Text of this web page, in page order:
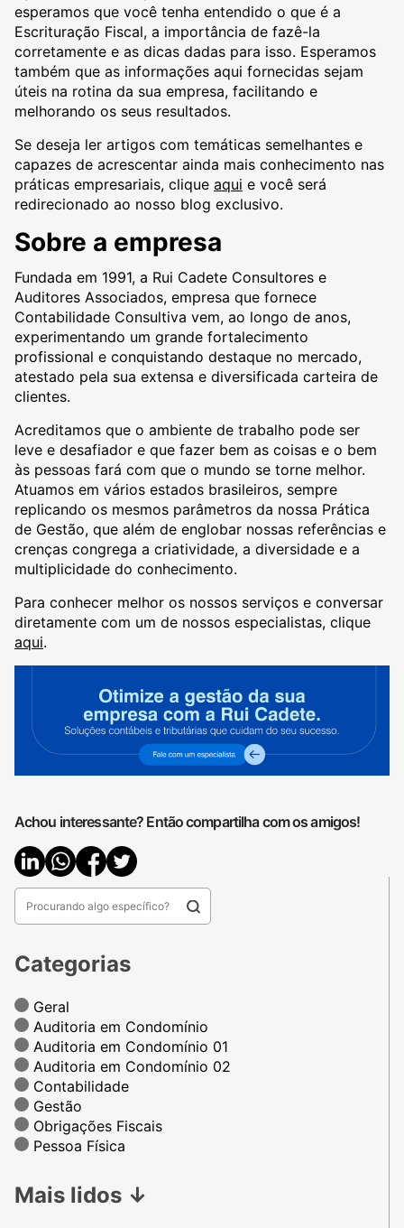
Categorias
Geral
Auditoria em Condomínio
Auditoria em Condomínio 01
Auditoria em Condomínio 02
Contabilidade
Gestão
Obrigações Fiscais
Pessoa Física
Mais lidos ↓
esperamos que você tenha entendido o que é a
Escrituração Fiscal, a importância de fazê-la
corretamente e as dicas dadas para isso. Esperamos
também que as informações aqui fornecidas sejam
úteis na rotina da sua empresa, facilitando e
melhorando os seus resultados.
Se deseja ler artigos com temáticas semelhantes e
capazes de acrescentar ainda mais conhecimento nas
práticas empresariais, clique aqui e você será
redirecionado ao nosso blog exclusivo.
Sobre a empresa
Fundada em 1991, a Rui Cadete Consultores e
Auditores Associados, empresa que fornece
Contabilidade Consultiva vem, ao longo de anos,
experimentando um grande fortalecimento
profissional e conquistando destaque no mercado,
atestado pela sua extensa e diversificada carteira de
clientes.
Acreditamos que o ambiente de trabalho pode ser
leve e desafiador e que fazer bem as coisas e o bem
às pessoas fará com que o mundo se torne melhor.
Atuamos em vários estados brasileiros, sempre
replicando os mesmos parâmetros da nossa Prática
de Gestão, que além de englobar nossas referências e
crenças congrega a criatividade, a diversidade e a
multiplicidade do conhecimento.
Para conhecer melhor os nossos serviços e conversar
diretamente com um de nossos especialistas, clique
aqui.
Achou interessante? Então compartilha com os amigos!